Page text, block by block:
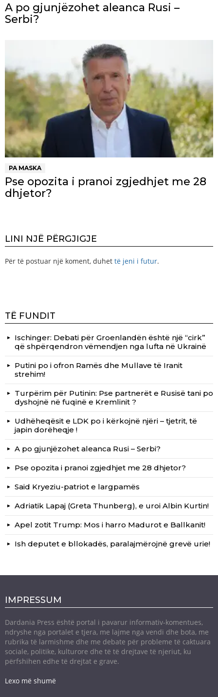
A po gjunjëzohet aleanca Rusi –
Serbi?
PA MASKA
Pse opozita i pranoi zgjedhjet me 28
dhjetor?
LINI NJË PËRGJIGJE
Për të postuar një koment, duhet të jeni i futur.
TË FUNDIT
Ischinger: Debati për Groenlandën është një “cirk”
që shpërqendron vëmendjen nga lufta në Ukrainë
Putini po i ofron Ramës dhe Mullave të Iranit
strehim!
Turpërim për Putinin: Pse partnerët e Rusisë tani po
dyshojnë në fuqinë e Kremlinit ?
Udhëheqësit e LDK po i kërkojnë njëri – tjetrit, të
japin dorëheqje !
A po gjunjëzohet aleanca Rusi – Serbi?
Pse opozita i pranoi zgjedhjet me 28 dhjetor?
Said Kryeziu-patriot e largpamës
Adriatik Lapaj (Greta Thunberg), e uroi Albin Kurtin!
Apel zotit Trump: Mos i harro Madurot e Ballkanit!
Ish deputet e bllokadës, paralajmërojnë grevë urie!
IMPRESSUM
Dardania Press është portal i pavarur informativ-komentues,
ndryshe nga portalet e tjera, me lajme nga vendi dhe bota, me
rubrika të larmishme dhe me debate për probleme të caktuara
sociale, politike, kulturore dhe të të drejtave të njeriut, ku
përfshihen edhe të drejtat e grave.
Lexo më shumë